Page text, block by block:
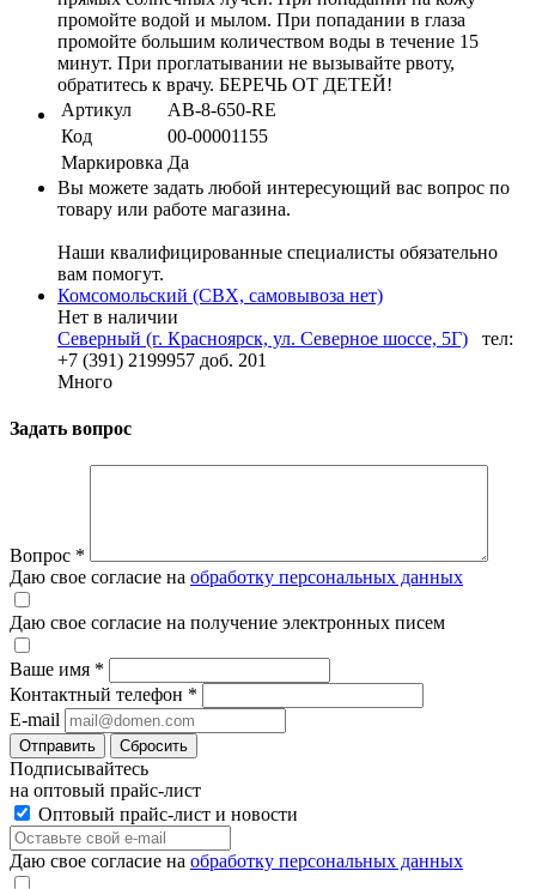
промойте водой и мылом. При попадании в глаза
промойте большим количеством воды в течение 15
минут. При проглатывании не вызывайте рвоту,
обратитесь к врачу. БЕРЕЧЬ ОТ ДЕТЕЙ!
Артикул
AB-8-650-RE
Код
00-00001155
Маркировка Да
Вы можете задать любой интересующий вас вопрос по
товару или работе магазина.
Наши квалифицированные специалисты обязательно
вам помогут.
Комсомольский (СВХ, самовывоза нет)
Нет в наличии
Северный (г. Красноярск, ул. Северное шоссе, 5Г)
тел:
+7 (391) 2199957 доб. 201
Много
Задать вопрос
Вопрос *
Даю свое согласие на обработку персональных данных
Даю свое согласие на получение электронных писем
Ваше имя *
Контактный телефон *
E-mail
Отправить Сбросить
Подписывайтесь
на оптовый прайс-лист
Оптовый прайс-лист и новости
Даю свое согласие на обработку персональных данных